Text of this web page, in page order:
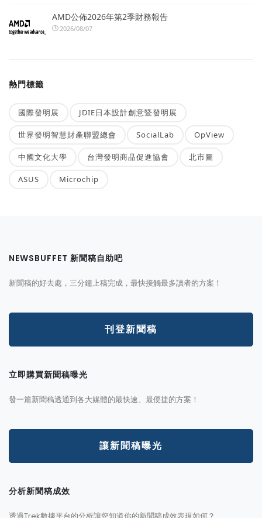
AMD公佈2026年第2季財務報告
2026/08/07
熱門標籤
國際發明展 JDIE日本設計創意暨發明展
世界發明智慧財產聯盟總會 SocialLab OpView
中國文化大學 台灣發明商品促進協會 北市圖
ASUS Microchip
NEWSBUFFET 新聞稿自助吧
新聞稿的好去處，三分鐘上稿完成，最快接觸最多讀者的方案！
刊登新聞稿
立即購買新聞稿曝光
發一篇新聞稿透通到各大媒體的最快速、最便捷的方案！
讓新聞稿曝光
分析新聞稿成效